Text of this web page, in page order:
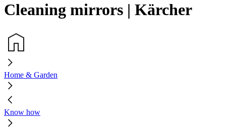
Cleaning mirrors | Kärcher
Home & Garden
Know how